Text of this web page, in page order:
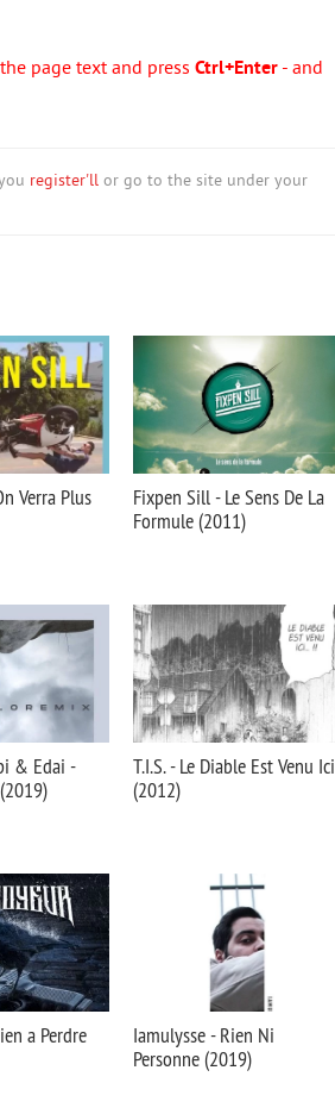
page text and press Ctrl+Enter - and
register'll or go to the site under your
Verra Plus
Fixpen Sill - Le Sens De La
Formule (2011)
& Edai -
T.I.S. - Le Diable Est Venu Ici
(2012)
a Perdre
Iamulysse - Rien Ni
Personne (2019)